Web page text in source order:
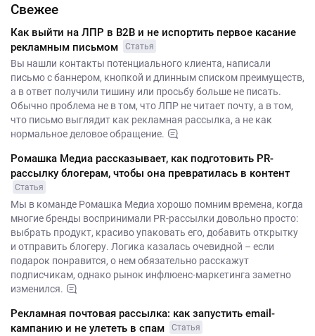
Свежее
Как выйти на ЛПР в B2B и не испортить первое касание
рекламным письмом
Статья
Вы нашли контакты потенциального клиента, написали
письмо с баннером, кнопкой и длинным списком преимуществ,
а в ответ получили тишину или просьбу больше не писать.
Обычно проблема не в том, что ЛПР не читает почту, а в том,
что письмо выглядит как рекламная рассылка, а не как
нормальное деловое обращение.
Ромашка Медиа рассказывает, как подготовить PR-
рассылку блогерам, чтобы она превратилась в контент
Статья
Мы в команде Ромашка Медиа хорошо помним времена, когда
многие бренды воспринимали PR-рассылки довольно просто:
выбрать продукт, красиво упаковать его, добавить открытку
и отправить блогеру. Логика казалась очевидной – если
подарок понравится, о нем обязательно расскажут
подписчикам, однако рынок инфлюенс-маркетинга заметно
изменился.
Рекламная почтовая рассылка: как запустить email-
кампанию и не улететь в спам
Статья